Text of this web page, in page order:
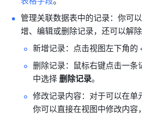
管理关联数据表中的记录：你可
增、编辑或删除记录，还可以解
新增记录：点击视图左下角的
删除记录：鼠标右键点击一条
中选择 删除记录。
修改记录内容：对于可以在单
你可以直接在视图中修改内容